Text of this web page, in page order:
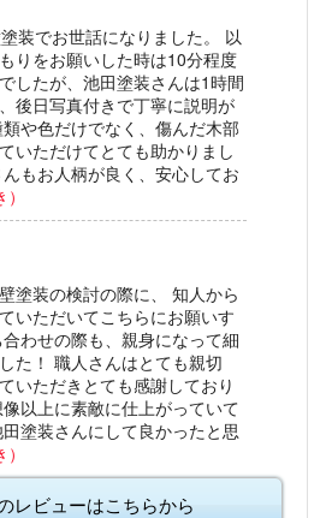
装でお世話になりました。
以
りをお願いした時は10分程度
したが、池田塗装さんは1時間
後日写真付きで丁寧に説明が
や色だけでなく、傷んだ木部
いただけてとても助かりまし
もお人柄が良く、安心してお
塗装の検討の際に、
知人から
いただいてこちらにお願いす
わせの際も、親身になって細
た！ 職人さんはとても親切
いただきとても感謝しており
以上に素敵に仕上がっていて
塗装さんにして良かったと思
レビューはこちらから